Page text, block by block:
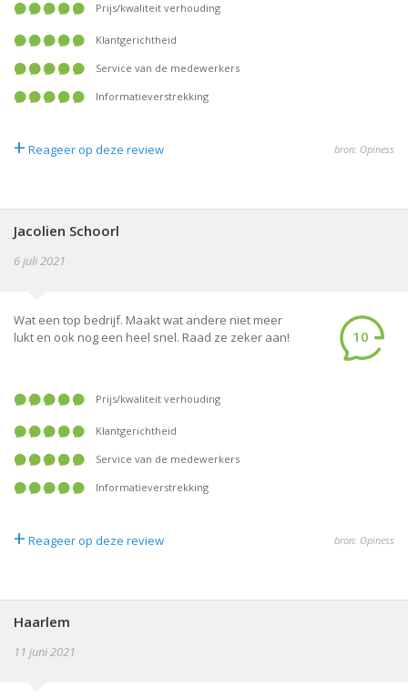
prijs/kwaliteit verhouding
klantgerichtheid
service van de medewerkers
informatieverstrekking
+ Reageer op deze review bron: Opiness
Jacolien Schoorl
6 juli 2021
Wat een top bedrijf. Maakt wat andere niet meer
lukt en ook nog een heel snel. Raad ze zeker aan!
10
prijs/kwaliteit verhouding
klantgerichtheid
service van de medewerkers
informatieverstrekking
+ Reageer op deze review bron: Opiness
Haarlem
11 juni 2021